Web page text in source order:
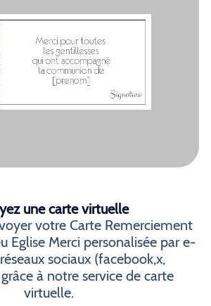
une carte virtuelle
votre Carte Remerciement
Eglise Merci personalisée par e-
sociaux (facebook,x,
à notre service de carte
virtuelle.